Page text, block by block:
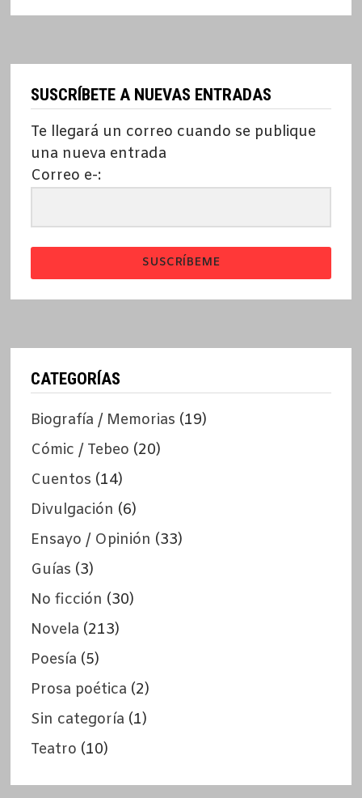
SUSCRÍBETE A NUEVAS ENTRADAS
Te llegará un correo cuando se publique
una nueva entrada
Correo e-:
SUSCRÍBEME
CATEGORÍAS
Biografía / Memorias (19)
Cómic / Tebeo (20)
Cuentos (14)
Divulgación (6)
Ensayo / Opinión (33)
Guías (3)
No ficción (30)
Novela (213)
Poesía (5)
Prosa poética (2)
Sin categoría (1)
Teatro (10)